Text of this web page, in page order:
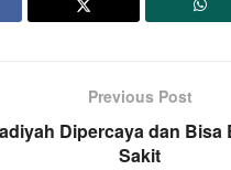
Previous Post
Dipercaya dan Bisa
Sakit